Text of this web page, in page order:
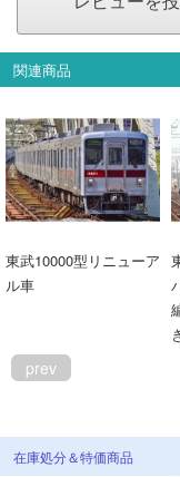
関連商品
東武10000型リニューア
ル車
prev
在庫処分＆特価商品